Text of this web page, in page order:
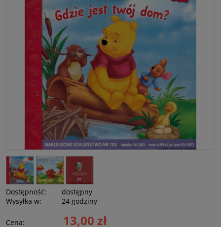
Dostępność:
dostępny
Wysyłka w:
24 godziny
Cena: 13,00 zł